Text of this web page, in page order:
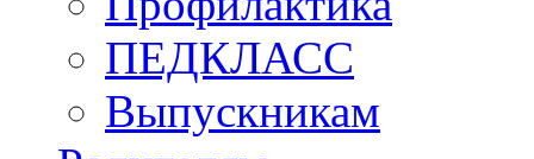
ПЕДКЛАСС
Выпускникам